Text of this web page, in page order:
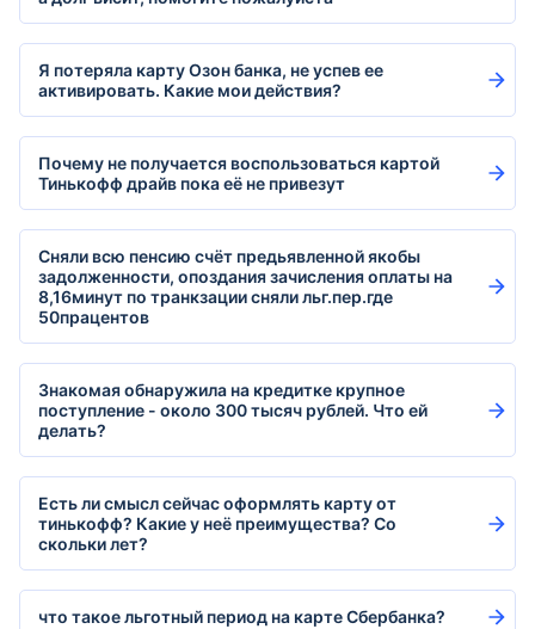
Я потеряла карту Озон банка, не успев ее
активировать. Какие мои действия?
Почему не получается воспользоваться картой
Тинькофф драйв пока её не привезут
Сняли всю пенсию счёт предьявленной якобы
задолженности, опоздания зачисления оплаты на
8,16минут по транкзации сняли льг.пер.где
50працентов
Знакомая обнаружила на кредитке крупное
поступление - около 300 тысяч рублей. Что ей
делать?
Есть ли смысл сейчас оформлять карту от
тинькофф? Какие у неё преимущества? Со
скольки лет?
что такое льготный период на карте Сбербанка?